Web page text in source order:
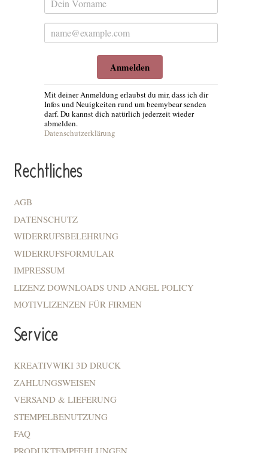
Anmelden
Mit deiner Anmeldung erlaubst du mir, dass ich dir
Infos und Neuigkeiten rund um beemybear senden
darf. Du kannst dich natürlich jederzeit wieder
abmelden.
Datenschutzerklärung
Rechtliches
AGB
DATENSCHUTZ
WIDERRUFSBELEHRUNG
WIDERRUFSFORMULAR
IMPRESSUM
LIZENZ DOWNLOADS UND ANGEL POLICY
MOTIVLIZENZEN FÜR FIRMEN
Service
KREATIVWIKI 3D DRUCK
ZAHLUNGSWEISEN
VERSAND & LIEFERUNG
STEMPELBENUTZUNG
FAQ
PRODUKTEMPFEHLUNGEN